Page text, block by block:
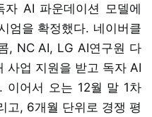
AI 파운데이션 모델에
엄을 확정했다. 네이버클
, NC AI, LG AI연구원 다
사업 지원을 받고 독자 AI
이어서 오는 12월 말 1차
고, 6개월 단위로 경쟁 평